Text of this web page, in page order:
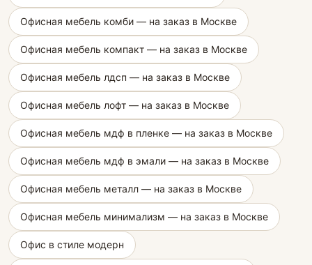
Офисная мебель комби — на заказ в Москве
Офисная мебель компакт — на заказ в Москве
Офисная мебель лдсп — на заказ в Москве
Офисная мебель лофт — на заказ в Москве
Офисная мебель мдф в пленке — на заказ в Москве
Офисная мебель мдф в эмали — на заказ в Москве
Офисная мебель металл — на заказ в Москве
Офисная мебель минимализм — на заказ в Москве
Офис в стиле модерн